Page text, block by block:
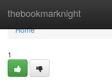
thebookmarknight
Home
Home
1